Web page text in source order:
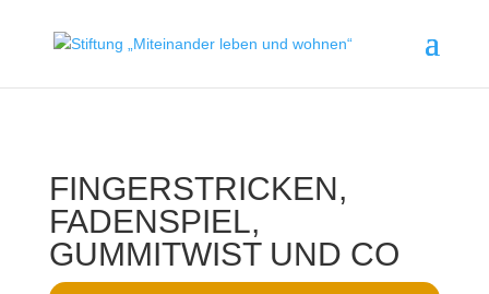
FINGERSTRICKEN,
FADENSPIEL,
GUMMITWIST UND CO